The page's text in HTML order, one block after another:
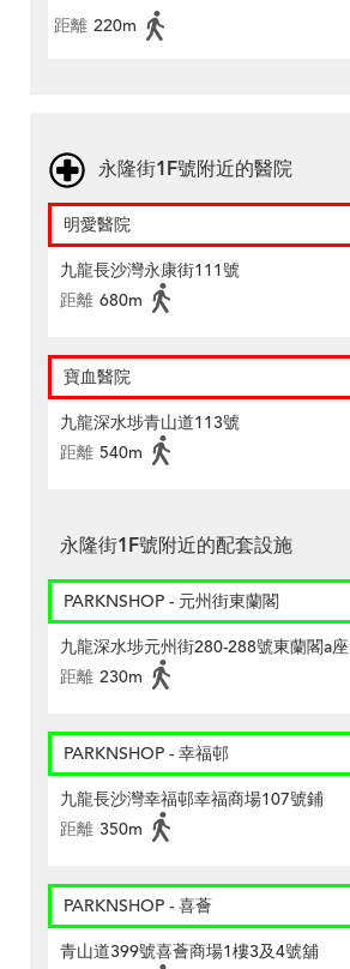
距離 220m
永隆街1F號附近的醫院
明愛醫院
九龍長沙灣永康街111號
距離 680m
寶血醫院
九龍深水埗青山道113號
距離 540m
永隆街1F號附近的配套設施
PARKNSHOP - 元州街東蘭閣
九龍深水埗元州街280-288號東蘭閣a座
距離 230m
PARKNSHOP - 幸福邨
九龍長沙灣幸福邨幸福商場107號鋪
距離 350m
PARKNSHOP - 喜薈
青山道399號喜薈商場1樓3及4號舖